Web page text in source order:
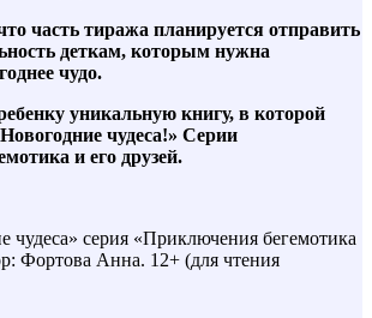
часть тиража планируется отправить
деткам, которым нужна
чудо.
уникальную книгу, в которой
чудеса!» Серии
и его друзей.
чудеса» серия «Приключения бегемотика
Фортова Анна. 12+ (для чтения